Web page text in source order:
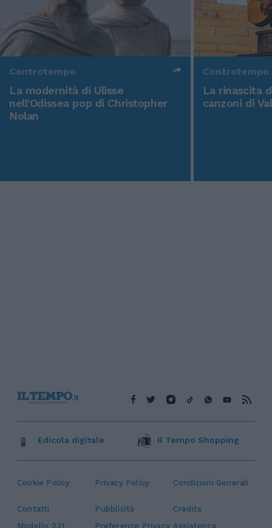
Controtempo
La modernità di Ulisse
nell'Odissea pop di Christopher
Nolan
Controtempo
La rinascita
canzoni di
Cookie Policy Privacy Policy Condizioni Generali
Contatti Pubblicità
Credits
Modello 231
Preferenze Privacy Assistenza
Edicola digitale Il Tempo Shopping